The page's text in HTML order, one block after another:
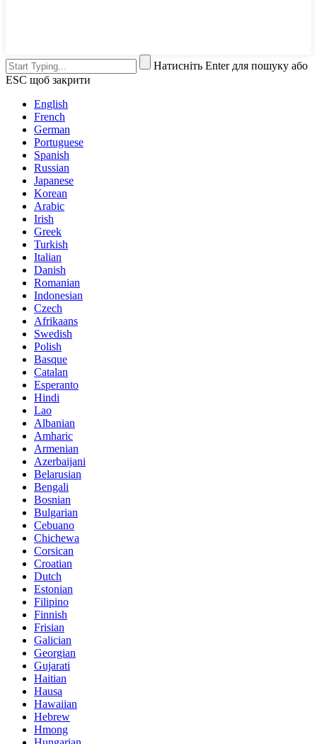
Натисніть Enter для пошуку або
ESC щоб закрити
English
French
German
Portuguese
Spanish
Russian
Japanese
Korean
Arabic
Irish
Greek
Turkish
Italian
Danish
Romanian
Indonesian
Czech
Afrikaans
Swedish
Polish
Basque
Catalan
Esperanto
Hindi
Lao
Albanian
Amharic
Armenian
Azerbaijani
Belarusian
Bengali
Bosnian
Bulgarian
Cebuano
Chichewa
Corsican
Croatian
Dutch
Estonian
Filipino
Finnish
Frisian
Galician
Georgian
Gujarati
Haitian
Hausa
Hawaiian
Hebrew
Hmong